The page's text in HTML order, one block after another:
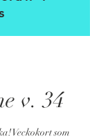
v. 34
Veckokort som